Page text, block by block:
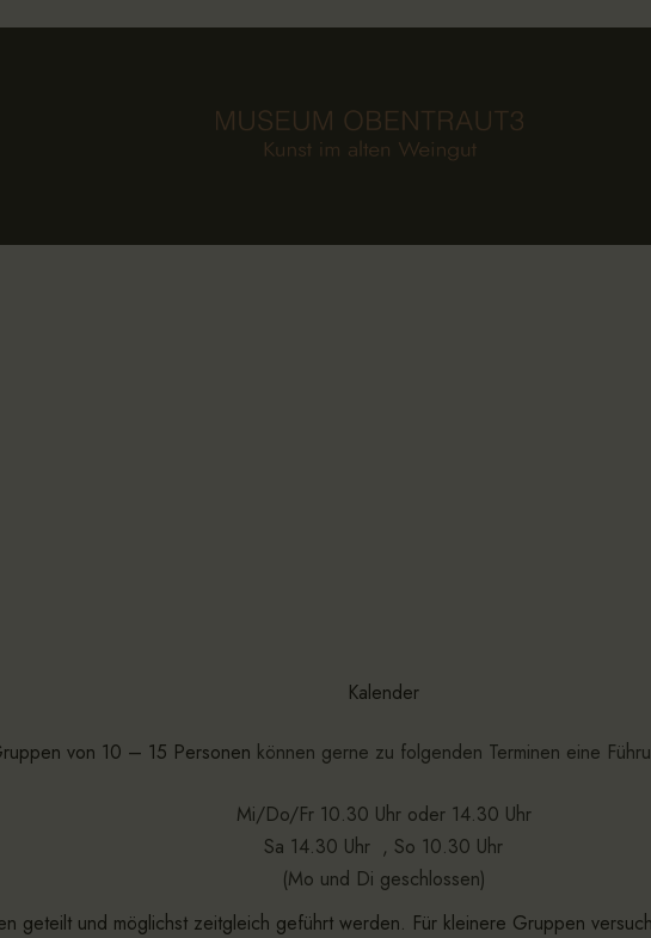
Kalender
von 10 – 15 Personen können gerne zu folgenden Terminen eine
Mi/Do/Fr 10.30 Uhr oder 14.30 Uhr
Sa 14.30 Uhr , So 10.30 Uhr
(Mo und Di geschlossen)
geteilt und möglichst zeitgleich geführt werden. Für kleinere Gruppen